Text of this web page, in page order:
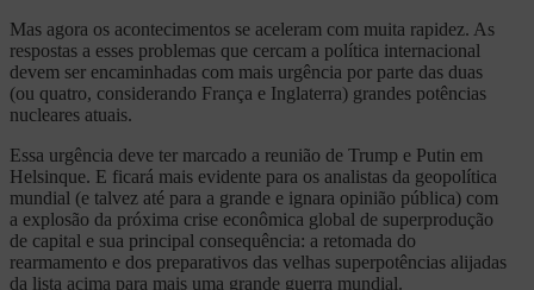
Mas agora os acontecimentos se aceleram com muita rapidez. As
respostas a esses problemas que cercam a política internacional
devem ser encaminhadas com mais urgência por parte das duas
(ou quatro, considerando França e Inglaterra) grandes potências
nucleares atuais.
Essa urgência deve ter marcado a reunião de Trump e Putin em
Helsinque. E ficará mais evidente para os analistas da geopolítica
mundial (e talvez até para a grande e ignara opinião pública) com
a explosão da próxima crise econômica global de superprodução
de capital e sua principal consequência: a retomada do
rearmamento e dos preparativos das velhas superpotências alijadas
da lista acima para mais uma grande guerra mundial.